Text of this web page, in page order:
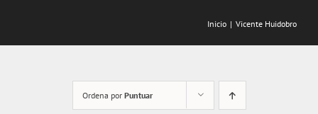
Inicio Vicente Huidobro
Ordena por Puntuar